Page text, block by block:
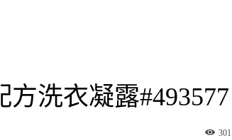
洗衣凝露#493577
301